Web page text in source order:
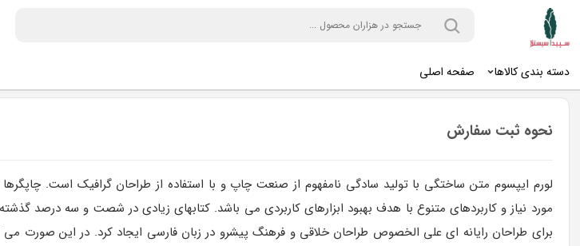
دسته بندی کالاها صفحه اصلی
نحوه ثبت سفارش
لورم ایپسوم متن ساختگی با تولید سادگی نامفهوم از صنعت چاپ و با استفاده از طراحان گرافیک است.
مورد نیاز و کاربردهای متنوع با هدف بهبود ابزارهای کاربردی می باشد. کتابهای زیادی در شصت و سه درصد
برای طراحان رایانه ای علی الخصوص طراحان خلاقی و فرهنگ پیشرو در زبان فارسی ایجاد کرد. در این صورت